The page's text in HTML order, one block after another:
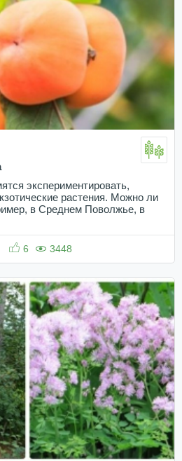
экспериментировать,
растения. Можно ли
в Среднем Поволжье, в
6 3448